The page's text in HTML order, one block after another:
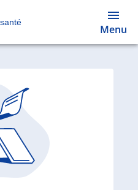
Menu